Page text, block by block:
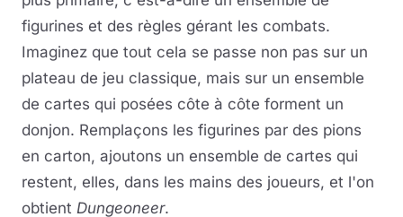
figurines et des règles gérant les combats.
Imaginez que tout cela se passe non pas sur un
plateau de jeu classique, mais sur un ensemble
de cartes qui posées côte à côte forment un
donjon. Remplaçons les figurines par des pions
en carton, ajoutons un ensemble de cartes qui
restent, elles, dans les mains des joueurs, et l'on
obtient Dungeoneer.